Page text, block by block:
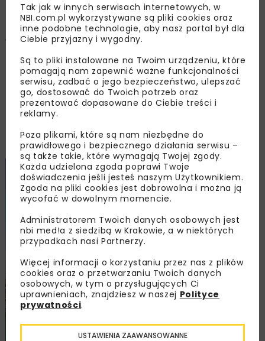
Otrzymanie tytułu doktora honoris causa
Politechniki Wrocławskiej jest bardzo dużym
wyróżnieniem ze względu na renomę tej uczelni.
To tu kształciło się wielu naukowców i badaczy,
którzy poszerzali swoją wiedzę, a następnie
przekazywali ją tysiącom studentów. Jeszcze
bardziej uświadomiłem sobie ten zaszczyt, gdy
zobaczyłem tablicę z listą dotychczasowych
laureatów tego tytułu, z których wielu było
niezwykle znanych na całym świecie.
Tak jak w innych serwisach internetowych, w
NBI.com.pl wykorzystywane są pliki cookies oraz
inne podobne technologie, aby nasz portal był dla
Ciebie przyjazny i wygodny.
Są to pliki instalowane na Twoim urządzeniu, które
pomagają nam zapewnić ważne funkcjonalności
serwisu, zadbać o jego bezpieczeństwo, ulepszać
go, dostosować do Twoich potrzeb oraz
prezentować dopasowane do Ciebie treści i
reklamy.
Poza plikami, które są nam niezbędne do
prawidłowego i bezpiecznego działania serwisu –
są także takie, które wymagają Twojej zgody.
Każda udzielona zgoda poprawi Twoje
doświadczenia jeśli jesteś naszym Użytkownikiem.
Zgoda na pliki cookies jest dobrowolna i można ją
wycofać w dowolnym momencie.
Administratorem Twoich danych osobowych jest
nbi med!a z siedzibą w Krakowie, a w niektórych
przypadkach nasi Partnerzy.
Więcej informacji o korzystaniu przez nas z plików
cookies oraz o przetwarzaniu Twoich danych
osobowych, w tym o przysługujących Ci
uprawnieniach, znajdziesz w naszej Polityce
prywatności.
USTAWIENIA ZAAWANSOWANNE